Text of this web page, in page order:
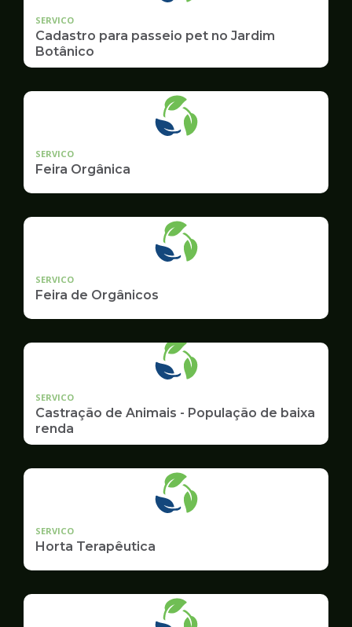
SERVICO
Cadastro para passeio pet no Jardim
Botânico
SERVICO
Feira Orgânica
SERVICO
Feira de Orgânicos
SERVICO
Castração de Animais - População de baixa
renda
SERVICO
Horta Terapêutica